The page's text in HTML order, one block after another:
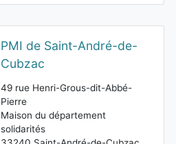
PMI de Saint-André-de-
Cubzac
49 rue Henri-Grous-dit-Abbé-
Pierre
Maison du département
solidarités